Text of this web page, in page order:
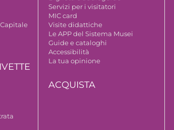
Servizi per i visitatori
MIC card
Visite didattiche
Le APP del Sistema Musei
Guide e cataloghi
Accessibilità
La tua opinione
ACQUISTA